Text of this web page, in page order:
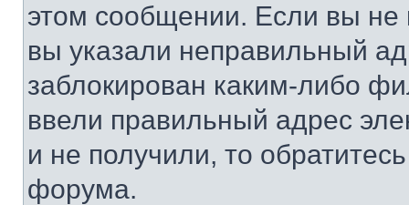
этом сообщении. Если вы
вы указали неправильный
заблокирован каким-либо
ввели правильный адрес
и не получили, то
форума.